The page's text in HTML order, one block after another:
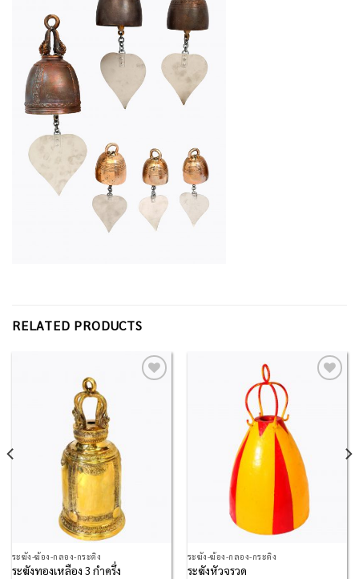
RELATED PRODUCTS
ระฆัง-ฆ้อง-กลอง-กระดิ่ง
ระฆังทองเหลือง 3 กำครึ่ง
ระฆัง-ฆ้อง-กลอง-กระดิ่ง
ระฆังหัวจรวด